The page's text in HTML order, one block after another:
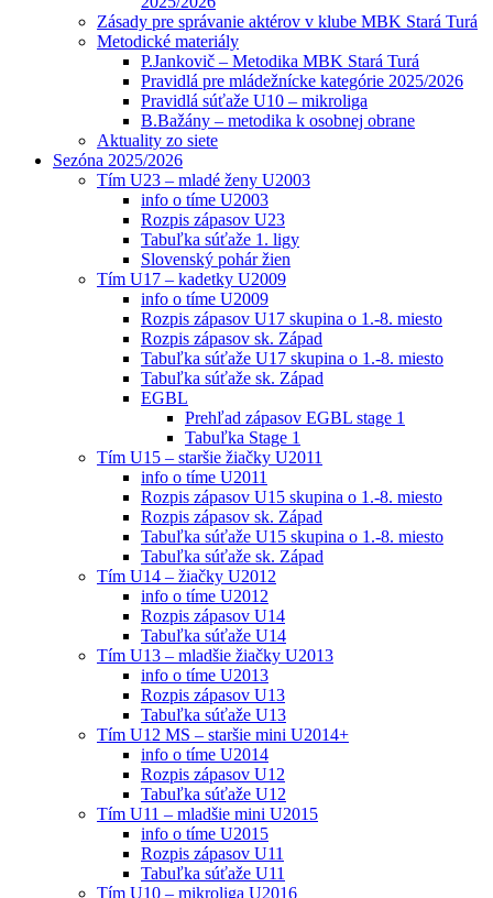
Zásady pre správanie aktérov v klube MBK Stará Turá
Metodické materiály
P.Jankovič – Metodika MBK Stará Turá
Pravidlá pre mládežnícke kategórie 2025/2026
Pravidlá súťaže U10 – mikroliga
B.Bažány – metodika k osobnej obrane
Aktuality zo siete
Sezóna 2025/2026
Tím U23 – mladé ženy U2003
info o tíme U2003
Rozpis zápasov U23
Tabuľka súťaže 1. ligy
Slovenský pohár žien
Tím U17 – kadetky U2009
info o tíme U2009
Rozpis zápasov U17 skupina o 1.-8. miesto
Rozpis zápasov sk. Západ
Tabuľka súťaže U17 skupina o 1.-8. miesto
Tabuľka súťaže sk. Západ
EGBL
Prehľad zápasov EGBL stage 1
Tabuľka Stage 1
Tím U15 – staršie žiačky U2011
info o tíme U2011
Rozpis zápasov U15 skupina o 1.-8. miesto
Rozpis zápasov sk. Západ
Tabuľka súťaže U15 skupina o 1.-8. miesto
Tabuľka súťaže sk. Západ
Tím U14 – žiačky U2012
info o tíme U2012
Rozpis zápasov U14
Tabuľka súťaže U14
Tím U13 – mladšie žiačky U2013
info o tíme U2013
Rozpis zápasov U13
Tabuľka súťaže U13
Tím U12 MS – staršie mini U2014+
info o tíme U2014
Rozpis zápasov U12
Tabuľka súťaže U12
Tím U11 – mladšie mini U2015
info o tíme U2015
Rozpis zápasov U11
Tabuľka súťaže U11
Tím U10 – mikroliga U2016